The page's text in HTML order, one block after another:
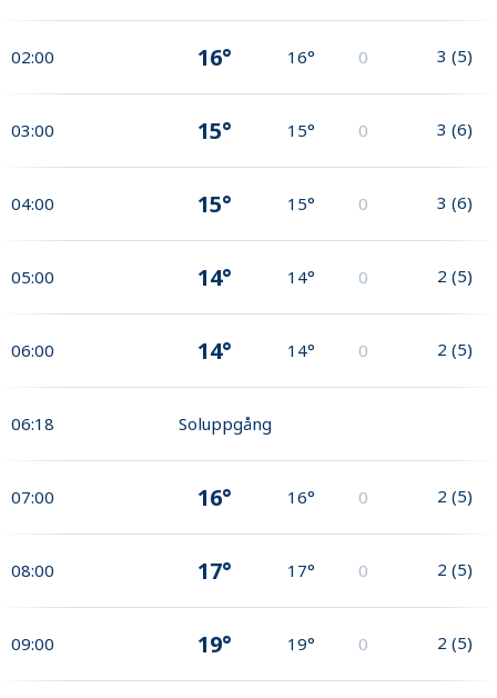
02:00 16° 16° 0 3 (5)
03:00 15° 15° 0 3 (6)
04:00 15° 15° 0 3 (6)
05:00 14° 14° 0 2 (5)
06:00 14° 14° 0 2 (5)
06:18 Soluppgång
07:00 16° 16° 0 2 (5)
08:00 17° 17° 0 2 (5)
09:00 19° 19° 0 2 (5)